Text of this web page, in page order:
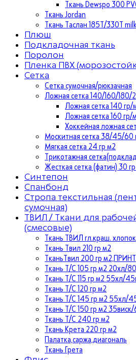
Ткань Dewspo 300
Ткань Jordan
Ткань Таслан 185T/330T
Плюш
Подкладочная ткань
Поролон
Пленка ПВХ
Сетка
Сетка сумочная/рюкзачная
Ложная сетка 140/160/180/
Ложная сетка 140 гр/
Ложная сетка 160 гр/
Хоккейная ложная
Москитная сетка 38/45/60
Мягкая сетка 24 гр м2
Трикотажная
Жесткая сетка (фатин) 30
Синтепон
Спанбонд
Стропа текстильная
сумочная)
ТВИЛ / Ткани для
(смесовые)
Ткань ТВИЛ гл.краш. хлопок
Ткань Твил 210 гр м2
ТканьТвил 200 гр м2,ПРИНТ
Ткань Т/C 105 гр м2 20хл/
Ткань Т/C 115 гр м2 55хл/
Ткань Т/C 120 гр м2
Ткань Т/C 145 гр м2 55хл/
Ткань Т/C 150 гр м2
Ткань Т/C 240 гр м2
Ткань Крета 220 гр м2
Палатка,саржа,диагональ
Ткань Грета